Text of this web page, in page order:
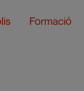
Formació